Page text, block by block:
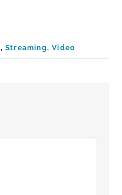
,Streaming,Video